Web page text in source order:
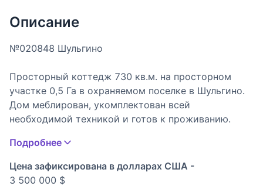
Описание
№020848 Шульгино
Просторный коттедж 730 кв.м. на просторном
участке 0,5 Га в охраняемом поселке в Шульгино.
Дом меблирован, укомплектован всей
необходимой техникой и готов к проживанию.
работы, вымощены дорожки, установлено
освещение, высажены кустарники, декоративные и
лесные деревья. Участок полностью огорожен. На
Подробнее
Цена зафиксирована в долларах США -
3 500 000 $